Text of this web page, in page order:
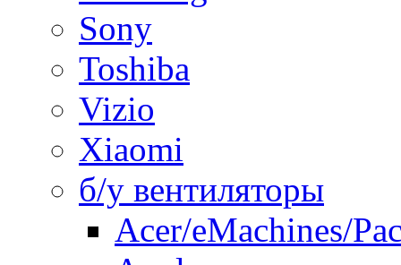
Sony
Toshiba
Vizio
Xiaomi
б/у вентиляторы
Acer/eMachines/